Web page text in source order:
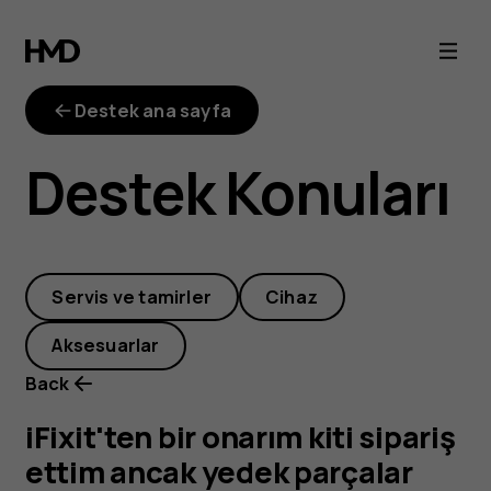
iFixit'ten
bir
onarım
kiti
sipariş
ettim
ancak
yedek
Destek ana sayfa
Destek Konuları
Servis ve tamirler Cihaz
Aksesuarlar
Back
iFixit'ten bir onarım kiti sipariş
ettim ancak yedek parçalar